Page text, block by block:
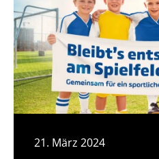
21. März 2024